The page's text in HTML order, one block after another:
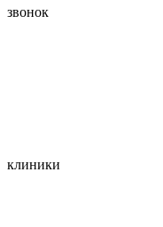
звонок
клиники